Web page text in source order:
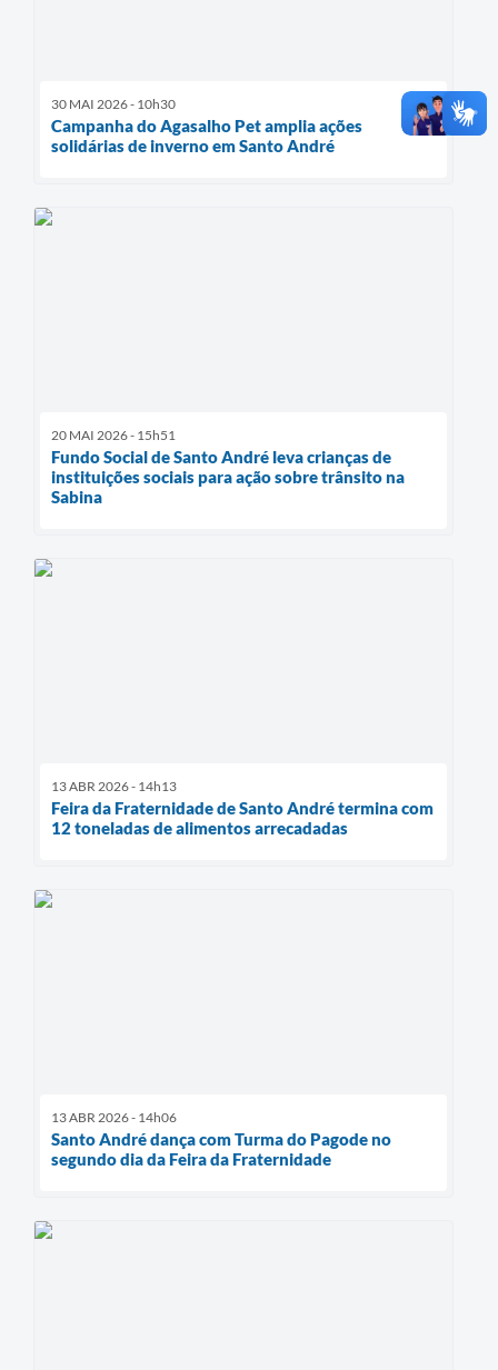
30 MAI 2026 - 10h30
Campanha do Agasalho Pet amplia ações
solidárias de inverno em Santo André
20 MAI 2026 - 15h51
Fundo Social de Santo André leva crianças de
instituições sociais para ação sobre trânsito na
Sabina
13 ABR 2026 - 14h13
Feira da Fraternidade de Santo André termina com
12 toneladas de alimentos arrecadadas
13 ABR 2026 - 14h06
Santo André dança com Turma do Pagode no
segundo dia da Feira da Fraternidade